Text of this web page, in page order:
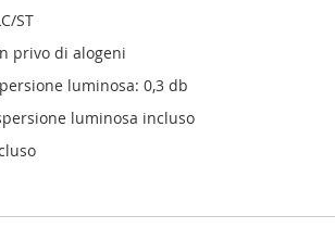
ST
privo di alogeni
luminosa: 0,3 db
luminosa incluso